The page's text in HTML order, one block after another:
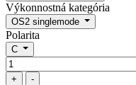
Výkonnostná kategória
OS2 singlemode
Polarita
C
+ -